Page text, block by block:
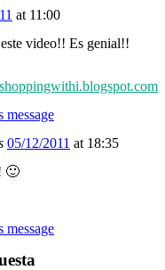
at 11:00
video!! Es genial!!
message
05/12/2011 at 18:35
🙂
message